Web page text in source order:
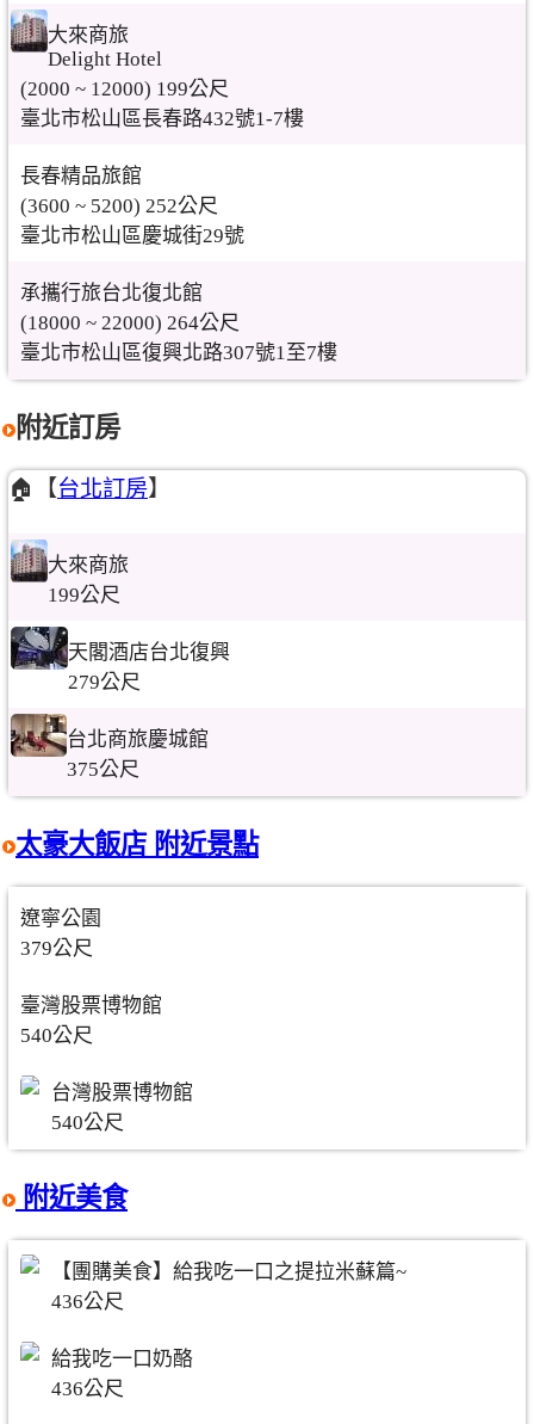
大來商旅
Delight Hotel
(2000 ~ 12000) 199公尺
臺北市松山區長春路432號1-7樓
長春精品旅館
(3600 ~ 5200) 252公尺
臺北市松山區慶城街29號
承攜行旅台北復北館
(18000 ~ 22000) 264公尺
臺北市松山區復興北路307號1至7樓
附近訂房
🏠【台北訂房】
大來商旅
199公尺
天閣酒店台北復興
279公尺
台北商旅慶城館
375公尺
太豪大飯店 附近景點
遼寧公園
379公尺
臺灣股票博物館
540公尺
台灣股票博物館
540公尺
附近美食
【團購美食】給我吃一口之提拉米蘇篇~
436公尺
給我吃一口奶酪
436公尺